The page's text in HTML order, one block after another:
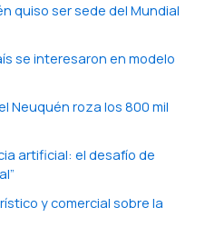
quiso ser sede del Mundial
se interesaron en modelo
Neuquén roza los 800 mil
artificial: el desafío de
y comercial sobre la